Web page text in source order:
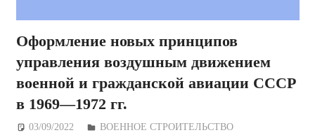
Оформление новых принципов
управления воздушным движением
военной и гражданской авиации СССР
в 1969—1972 гг.
03/09/2022 Дежурный по Редакции
ВОЕННОЕ СТРОИТЕЛЬСТВО